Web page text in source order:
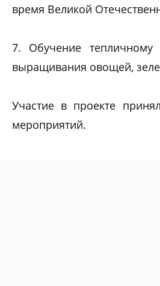
время Великой
7. Обучение тепличному
выращивания овощей,
Участие в проекте
мероприятий.